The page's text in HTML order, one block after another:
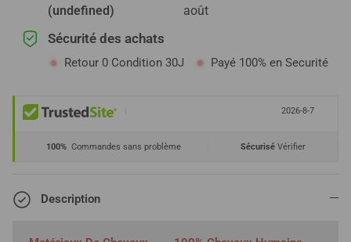
(undefined)
août
Sécurité des achats
Retour 0 Condition 30J Payé 100% en Securité
2026-8-7
100% Commandes sans problème SécuriséVérifier
Description